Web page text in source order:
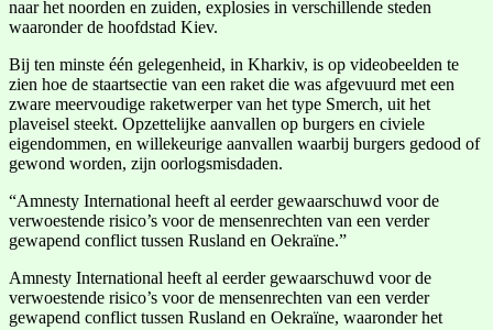
naar het noorden en zuiden, explosies in verschillende steden
waaronder de hoofdstad Kiev.
Bij ten minste één gelegenheid, in Kharkiv, is op videobeelden te
zien hoe de staartsectie van een raket die was afgevuurd met een
zware meervoudige raketwerper van het type Smerch, uit het
plaveisel steekt. Opzettelijke aanvallen op burgers en civiele
eigendommen, en willekeurige aanvallen waarbij burgers gedood of
gewond worden, zijn oorlogsmisdaden.
“Amnesty International heeft al eerder gewaarschuwd voor de
verwoestende risico’s voor de mensenrechten van een verder
gewapend conflict tussen Rusland en Oekraïne.”
Amnesty International heeft al eerder gewaarschuwd voor de
verwoestende risico’s voor de mensenrechten van een verder
gewapend conflict tussen Rusland en Oekraïne, waaronder het